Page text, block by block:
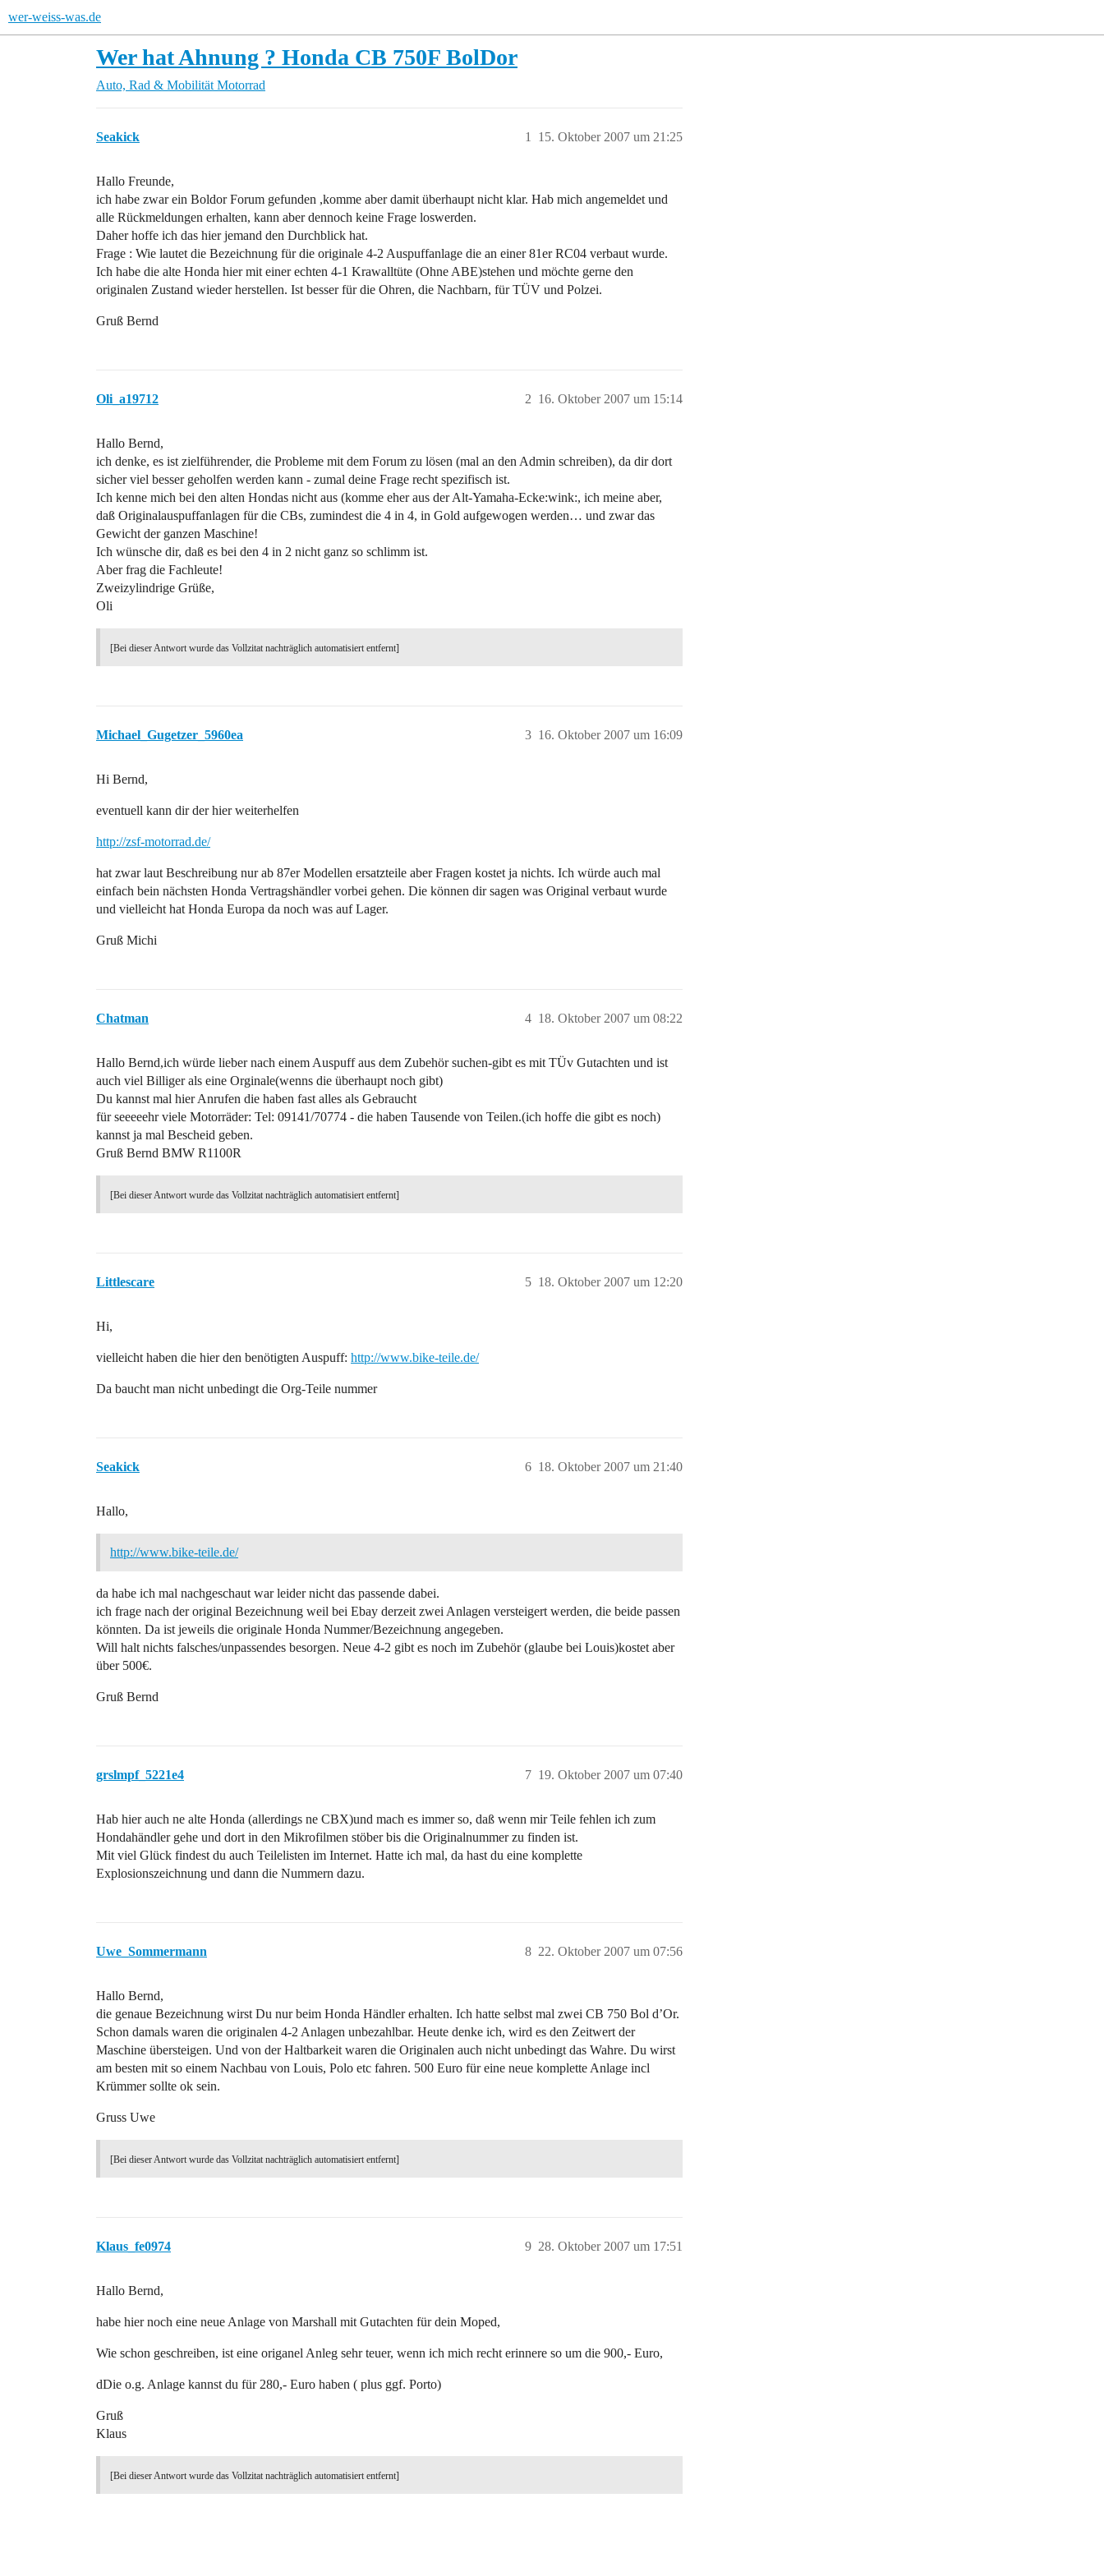
wer-weiss-was.de
Wer hat Ahnung ? Honda CB 750F BolDor
Auto, Rad & Mobilität Motorrad
Seakick 15. Oktober 2007 um 21:25
1
Hallo Freunde,
ich habe zwar ein Boldor Forum gefunden ,komme aber damit überhaupt nicht klar. Hab mich angemeldet und
alle Rückmeldungen erhalten, kann aber dennoch keine Frage loswerden.
Daher hoffe ich das hier jemand den Durchblick hat.
Frage : Wie lautet die Bezeichnung für die originale 4-2 Auspuffanlage die an einer 81er RC04 verbaut wurde.
Ich habe die alte Honda hier mit einer echten 4-1 Krawalltüte (Ohne ABE)stehen und möchte gerne den
originalen Zustand wieder herstellen. Ist besser für die Ohren, die Nachbarn, für TÜV und Polzei.
Gruß Bernd
Oli_a19712 16. Oktober 2007 um 15:14
2
Hallo Bernd,
ich denke, es ist zielführender, die Probleme mit dem Forum zu lösen (mal an den Admin schreiben), da dir dort
sicher viel besser geholfen werden kann - zumal deine Frage recht spezifisch ist.
Ich kenne mich bei den alten Hondas nicht aus (komme eher aus der Alt-Yamaha-Ecke:wink:, ich meine aber,
daß Originalauspuffanlagen für die CBs, zumindest die 4 in 4, in Gold aufgewogen werden… und zwar das
Gewicht der ganzen Maschine!
Ich wünsche dir, daß es bei den 4 in 2 nicht ganz so schlimm ist.
Aber frag die Fachleute!
Zweizylindrige Grüße,
Oli
[Bei dieser Antwort wurde das Vollzitat nachträglich automatisiert entfernt]
Michael_Gugetzer_5960ea 16. Oktober 2007 um 16:09
3
Hi Bernd,
eventuell kann dir der hier weiterhelfen
http://zsf-motorrad.de/
hat zwar laut Beschreibung nur ab 87er Modellen ersatzteile aber Fragen kostet ja nichts. Ich würde auch mal
einfach bein nächsten Honda Vertragshändler vorbei gehen. Die können dir sagen was Original verbaut wurde
und vielleicht hat Honda Europa da noch was auf Lager.
Gruß Michi
Chatman 18. Oktober 2007 um 08:22
4
Hallo Bernd,ich würde lieber nach einem Auspuff aus dem Zubehör suchen-gibt es mit TÜv Gutachten und ist
auch viel Billiger als eine Orginale(wenns die überhaupt noch gibt)
Du kannst mal hier Anrufen die haben fast alles als Gebraucht
für seeeeehr viele Motorräder: Tel: 09141/70774 - die haben Tausende von Teilen.(ich hoffe die gibt es noch)
kannst ja mal Bescheid geben.
Gruß Bernd BMW R1100R
[Bei dieser Antwort wurde das Vollzitat nachträglich automatisiert entfernt]
Littlescare 18. Oktober 2007 um 12:20
5
Hi,
vielleicht haben die hier den benötigten Auspuff: http://www.bike-teile.de/
Da baucht man nicht unbedingt die Org-Teile nummer
Seakick 18. Oktober 2007 um 21:40
6
Hallo,
http://www.bike-teile.de/
da habe ich mal nachgeschaut war leider nicht das passende dabei.
ich frage nach der original Bezeichnung weil bei Ebay derzeit zwei Anlagen versteigert werden, die beide passen
könnten. Da ist jeweils die originale Honda Nummer/Bezeichnung angegeben.
Will halt nichts falsches/unpassendes besorgen. Neue 4-2 gibt es noch im Zubehör (glaube bei Louis)kostet aber
über 500€.
Gruß Bernd
grslmpf_5221e4 19. Oktober 2007 um 07:40
7
Hab hier auch ne alte Honda (allerdings ne CBX)und mach es immer so, daß wenn mir Teile fehlen ich zum
Hondahändler gehe und dort in den Mikrofilmen stöber bis die Originalnummer zu finden ist.
Mit viel Glück findest du auch Teilelisten im Internet. Hatte ich mal, da hast du eine komplette
Explosionszeichnung und dann die Nummern dazu.
Uwe_Sommermann 22. Oktober 2007 um 07:56
8
Hallo Bernd,
die genaue Bezeichnung wirst Du nur beim Honda Händler erhalten. Ich hatte selbst mal zwei CB 750 Bol d’Or.
Schon damals waren die originalen 4-2 Anlagen unbezahlbar. Heute denke ich, wird es den Zeitwert der
Maschine übersteigen. Und von der Haltbarkeit waren die Originalen auch nicht unbedingt das Wahre. Du wirst
am besten mit so einem Nachbau von Louis, Polo etc fahren. 500 Euro für eine neue komplette Anlage incl
Krümmer sollte ok sein.
Gruss Uwe
[Bei dieser Antwort wurde das Vollzitat nachträglich automatisiert entfernt]
Klaus_fe0974 28. Oktober 2007 um 17:51
9
Hallo Bernd,
habe hier noch eine neue Anlage von Marshall mit Gutachten für dein Moped,
Wie schon geschreiben, ist eine origanel Anleg sehr teuer, wenn ich mich recht erinnere so um die 900,- Euro,
dDie o.g. Anlage kannst du für 280,- Euro haben ( plus ggf. Porto)
Gruß
Klaus
[Bei dieser Antwort wurde das Vollzitat nachträglich automatisiert entfernt]